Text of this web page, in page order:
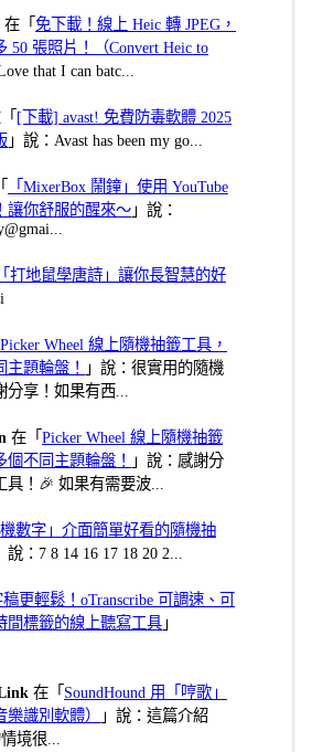
在「免下載！線上 Heic 轉 JPEG，
50 張照片！（Convert Heic to
that I can batc...
[下載] avast! 免費防毒軟體 2025
」說：Avast has been my go...
「MixerBox 鬧鐘」使用 YouTube
讓你舒服的醒來～ 」說：
「打地鼠學唐詩」讓你長智慧的好
Picker Wheel 線上隨機抽籤工具，
題輪盤！
」說：很實用的隨機
享！如果有西...
在「Picker Wheel 線上隨機抽籤
個不同主題輪盤！
」說：感謝分
！🎉 如果有需要波...
機數字」介面簡單好看的隨機抽
說：7 8 14 16 17 18 20 2...
更輕鬆！oTranscribe 可調速、可
間標籤的線上聽寫工具 」
在「 SoundHound 用「哼歌」
識別軟體）
」說：這篇介紹
境很...